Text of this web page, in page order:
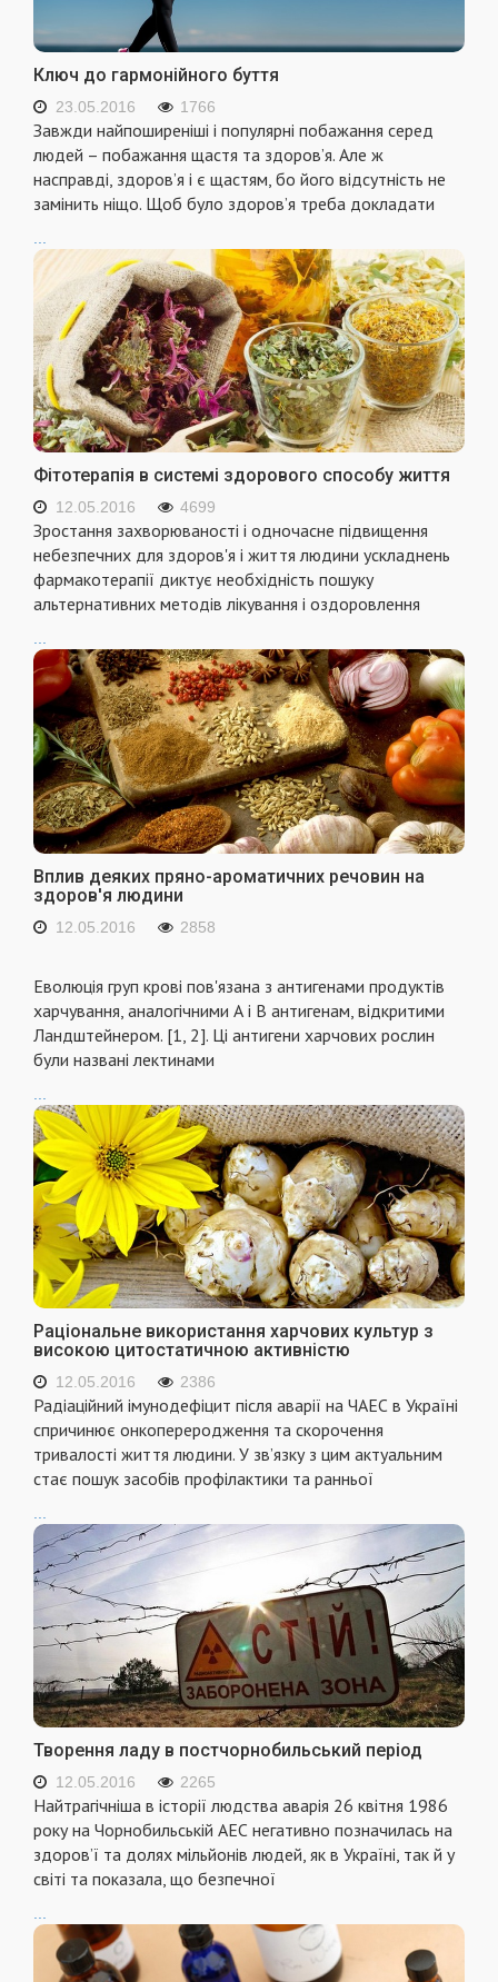
Ключ до гармонійного буття
23.05.2016 1766
Завжди найпоширенiшi i популярнi побажання серед
людей – побажання щастя та здоров’я. Але ж
насправдi, здоров’я i є щастям, бо його вiдсутнiсть не
замiнить нiщо. Щоб було здоров’я треба докладати
Фітотерапія в системі здорового способу життя
12.05.2016 4699
Зростання захворюваностi i одночасне пiдвищення
небезпечних для здоров'я i життя людини ускладнень
фармакотерапiї диктує необхiднiсть пошуку
альтернативних методiв лiкування i оздоровлення
...
Вплив деяких пряно-ароматичних речовин на
здоров'я людини
12.05.2016 2858
Еволюцiя груп кровi пов'язана з антигенами продуктiв
харчування, аналогiчними А i В антигенам, вiдкритими
Ландштейнером. [1, 2]. Цi антигени харчових рослин
були названi лектинами
Раціональне використання харчових культур з
високою цитостатичною активністю
12.05.2016 2386
Радiацiйний iмунодефiцит пiсля аварiї на ЧАЕС в Українi
спричинює онкопереродження та скорочення
тривалостi життя людини. У зв’язку з цим актуальним
стає пошук засобiв профiлактики та ранньої
Творення ладу в постчорнобильський період
12.05.2016 2265
Найтрагiчнiша в iсторiї людства аварiя 26 квiтня 1986
року на Чорнобильськiй АЕС негативно позначилась на
здоров’ї та долях мiльйонiв людей, як в Українi, так й у
свiтi та показала, що безпечної
...